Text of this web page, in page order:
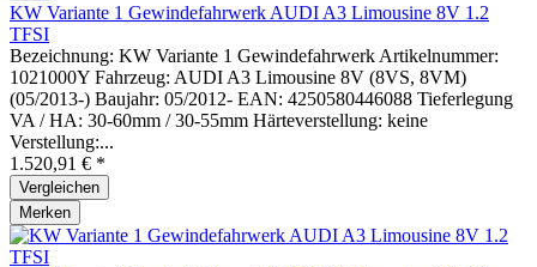
KW Variante 1 Gewindefahrwerk AUDI A3 Limousine 8V 1.2
TFSI
Bezeichnung: KW Variante 1 Gewindefahrwerk Artikelnummer:
1021000Y Fahrzeug: AUDI A3 Limousine 8V (8VS, 8VM)
(05/2013-) Baujahr: 05/2012- EAN: 4250580446088 Tieferlegung
VA / HA: 30-60mm / 30-55mm Härteverstellung: keine
Verstellung:...
1.520,91 € *
Vergleichen
Merken